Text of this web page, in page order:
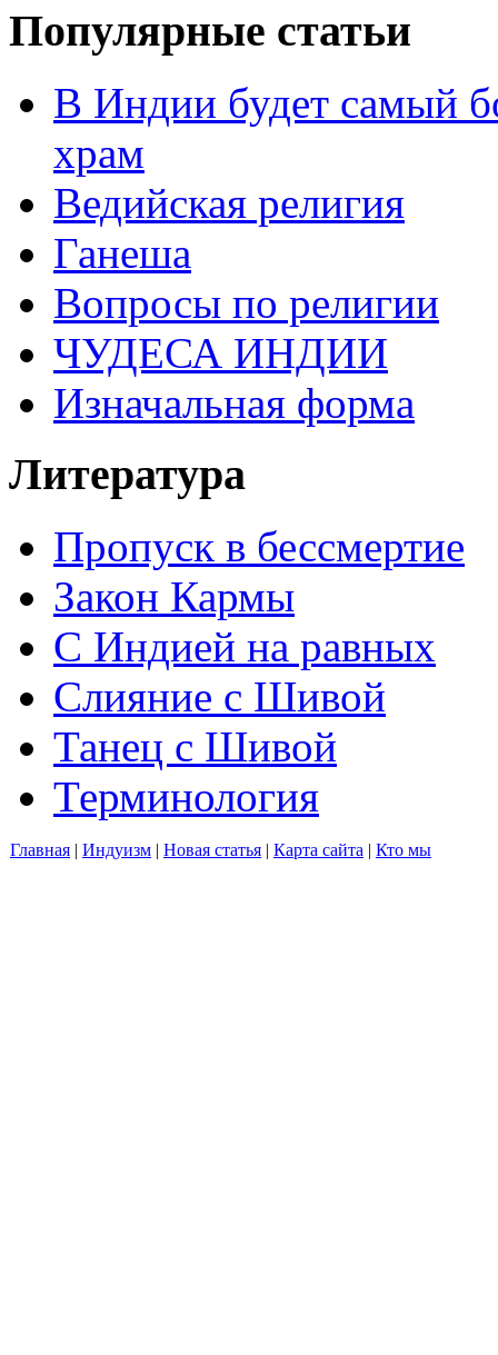
Популярные статьи
В Индии будет самый
храм
Ведийская религия
Ганеша
Вопросы по религии
ЧУДЕСА ИНДИИ
Изначальная форма
Литература
Пропуск в бессмертие
Закон Кармы
С Индией на равных
Слияние с Шивой
Танец с Шивой
Терминология
Главная | Индуизм | Новая статья | Карта сайта | Кто мы